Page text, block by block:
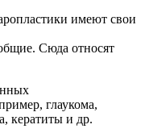
имеют свои
Сюда относят
глаукома,
кератиты и др.